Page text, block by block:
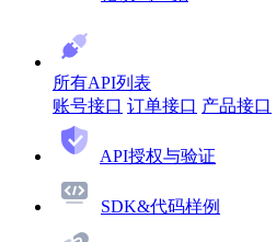
所有API列表
账号接口 订单接口 产品接口
API授权与验证
SDK&代码样例